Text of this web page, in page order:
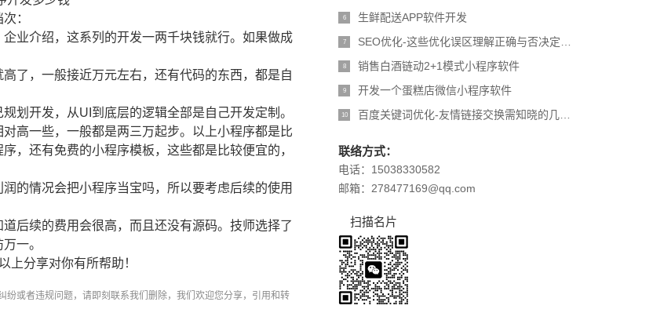
：
业介绍，这系列的开发一两千块钱就行。如果做成
了，一般接近万元左右，还有代码的东西，都是自
划开发，从UI到底层的逻辑全部是自己开发定制。
高一些，一般都是两三万起步。以上小程序都是比
，还有免费的小程序模板，这些都是比较便宜的，
的情况会把小程序当宝吗，所以要考虑后续的使用
后续的费用会很高，而且还没有源码。技师选择了
一。
分享对你有所帮助！
纷或者违规问题，请即刻联系我们删除，我们欢迎您分享，引用和转
6 生鲜配送APP软件开发
7 SEO优化-这些优化误区理解正确与否决定seo优化效果
8 销售白酒链动2+1模式小程序软件
9 开发一个蛋糕店微信小程序软件
10 百度关键词优化-友情链接交换需知晓的几个方面
联络方式：
电话：15038330582
邮箱：278477169@qq.com
扫描名片